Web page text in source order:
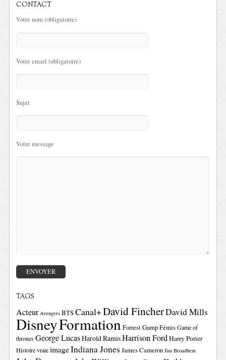
CONTACT
Votre nom (obligatoire)
Votre email (obligatoire)
Sujet
Votre message
TAGS
Acteur Avengers BTSCanal+David FincherDavid Mills
DisneyFormationForrest GumpFémis Game of
thrones George LucasHarold RamisHarrison FordHarry Potter
Histoire vraie imageIndiana Jones James Cameron Jim Broadbent